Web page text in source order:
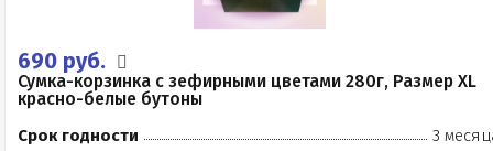
690 руб.
Сумка-корзинка с зефирными цветами 280г, Размер XL
красно-белые бутоны
Срок годности
3